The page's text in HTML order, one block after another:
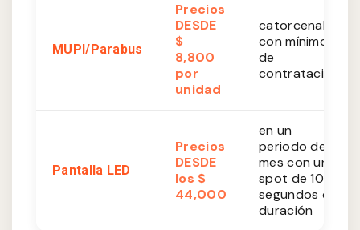
MUPI/Parabus
Precios
DESDE
$
8,800
por
unidad
catorcenales
con mínimo
de
contratación
Pantalla LED
Precios
DESDE
los $
44,000
en un
periodo de 1
mes con un
spot de 10
segundos de
duración